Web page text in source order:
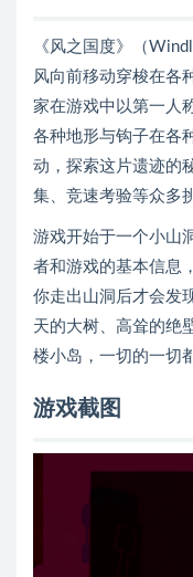
《风之国度》（
风向前移动穿梭在各
家在游戏中以第一人
各种地形与钩子在各
动，探索这片遗迹的
集、竞速考验等众多
游戏开始于一个小山
者和游戏的基本信息
你走出山洞后才会发
天的大树、高耸的绝
楼小岛，一切的一切
游戏截图